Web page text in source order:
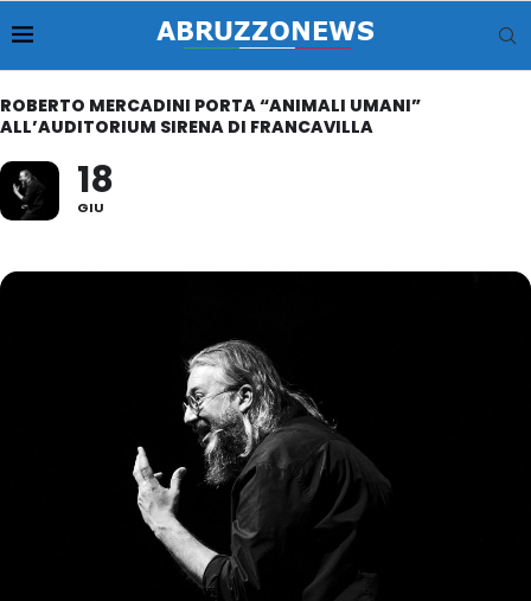
ROBERTO MERCADINI PORTA “ANIMALI UMANI”
ALL’AUDITORIUM SIRENA DI FRANCAVILLA
18
GIU